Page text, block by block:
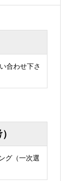
合わせ下さ
グ（一次選